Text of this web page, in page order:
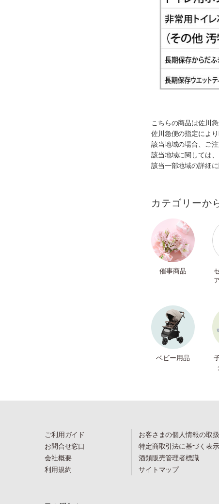
こちらの商品は佐川
佐川急便の指定によ
該当地域の場合、ご
該当地域に関しては、
該当一部地域の詳細
カテゴリーか
催事商品
ベビー用品
ご利用ガイド
お問合せ窓口
会社概要
利用規約
お客さまの個人情報の取
特定商取引法に基づく表示
酒類販売管理者標識
サイトマップ